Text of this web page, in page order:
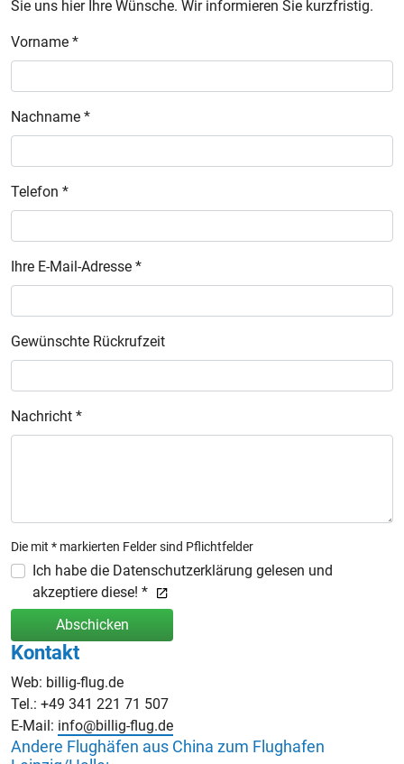
Sie uns hier Ihre Wünsche. Wir informieren Sie kurzfristig.
Vorname *
Nachname *
Telefon *
Ihre E-Mail-Adresse *
Gewünschte Rückrufzeit
Nachricht *
Die mit * markierten Felder sind Pflichtfelder
Ich habe die Datenschutzerklärung gelesen und
akzeptiere diese! *
Abschicken
Kontakt
Web: billig-flug.de
Tel.: +49 341 221 71 507
E-Mail: info@billig-flug.de
Andere Flughäfen aus China zum Flughafen